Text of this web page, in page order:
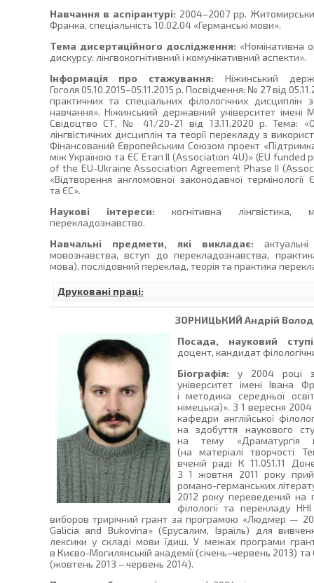
Навчання в аспірантурі: 2004–2007 рр.
Франка, спеціальність 10.02.04 «Германські мови».
Тема дисертаційного дослідження: «Номінативна
дискурсу: лінгвокогнітивний і комунікативний аспекти».
Інформація про стажування: Ніжинський
Гоголя 05.10.2015–05.11.2015 р. Посвідчення: № 27 від
практичних та спеціальних філологічних дисциплін
навчання». Ніжинський державний університет імені
Свідоцтво СТ, № 41/20-21 від 13.11.2020 р. Тема:
лінгвістичних дисциплін та теорії перекладу з
Фінансований Європейським Союзом проект
між Україною та ЄС Етап II (Association 4U)» (EU
of the EU-Ukraine Association Agreement Phase II
«Відтворення англомовної законодавчої
та ЄС».
Наукові інтереси: когнітивна лінгвістика,
перекладознавство.
Навчальні предмети, які викладає:
мовознавства, вступ до перекладознавства,
мова), послідовний переклад, теорія та практика
Друковані праці:
ЗОРНИЦЬКИЙ Андрій
Посада, науковий
доцент, кандидат
Біографія: у 2004 році
університет імені Івана
і методика середньої
німецька)». З 1 вересня
кафедри англійської
на здобуття наукового
на тему «Драматургія в
(на матеріалі творчості
вченій раді К 11.051.11
З 1 жовтня 2011 року
романо-германських
2012 року переведений на
філології та перекладу
виборов трирічний грант за програмою «Людмер —
Galicia and Bukovina» (Єрусалим, Ізраїль) для
лексики у складі мови їдиш. У межах програми
в Києво-Могилянській академії (січень–червень 2013)
(жовтень 2013 – червень 2014).